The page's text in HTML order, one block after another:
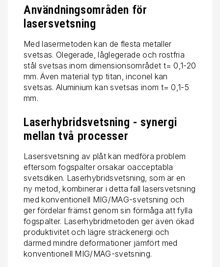
Användningsområden för
lasersvetsning
Med lasermetoden kan de flesta metaller
svetsas. Olegerade, låglegerade och rostfria
stål svetsas inom dimensionsområdet t= 0,1-20
mm. Även material typ titan, inconel kan
svetsas. Aluminium kan svetsas inom t= 0,1-5
mm.
Laserhybridsvetsning - synergi
mellan två processer
Lasersvetsning av plåt kan medföra problem
eftersom fogspalter orsakar oacceptabla
svetsdiken. Laserhybridsvetsning, som är en
ny metod, kombinerar i detta fall lasersvetsning
med konventionell MIG/MAG-svetsning och
ger fördelar främst genom sin förmåga att fylla
fogspalter. Laserhybridmetoden ger även ökad
produktivitet och lägre sträckenergi och
därmed mindre deformationer jämfört med
konventionell MIG/MAG-svetsning.